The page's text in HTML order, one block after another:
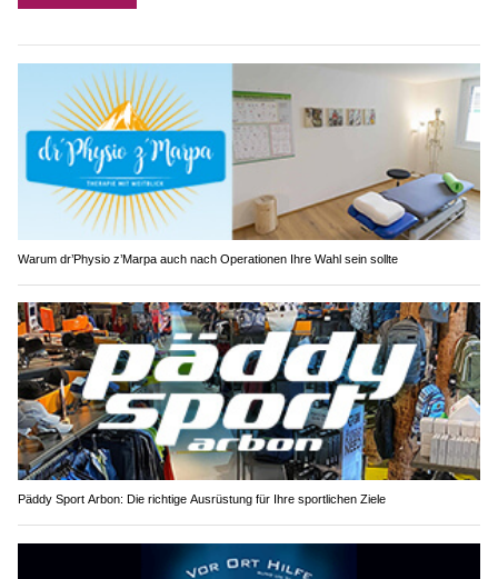
Warum dr’Physio z’Marpa auch nach Operationen Ihre Wahl sein sollte
Päddy Sport Arbon: Die richtige Ausrüstung für Ihre sportlichen Ziele